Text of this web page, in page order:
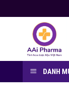
to
DANH